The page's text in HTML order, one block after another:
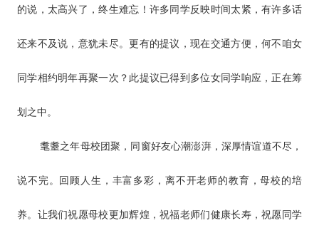
的说，太高兴了，终生难忘！许多同学反映时间太紧，有许多话
还来不及说，意犹未尽。更有的提议，现在交通方便，何不咱女
同学相约明年再聚一次？此提议已得到多位女同学响应，正在筹
划之中。
耄耋之年母校团聚，同窗好友心潮澎湃，深厚情谊道不尽，
说不完。回顾人生，丰富多彩，离不开老师的教育，母校的培
养。让我们祝愿母校更加辉煌，祝福老师们健康长寿，祝愿同学